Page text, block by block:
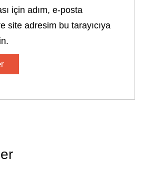
için adım, e-posta
site adresim bu tarayıcıya